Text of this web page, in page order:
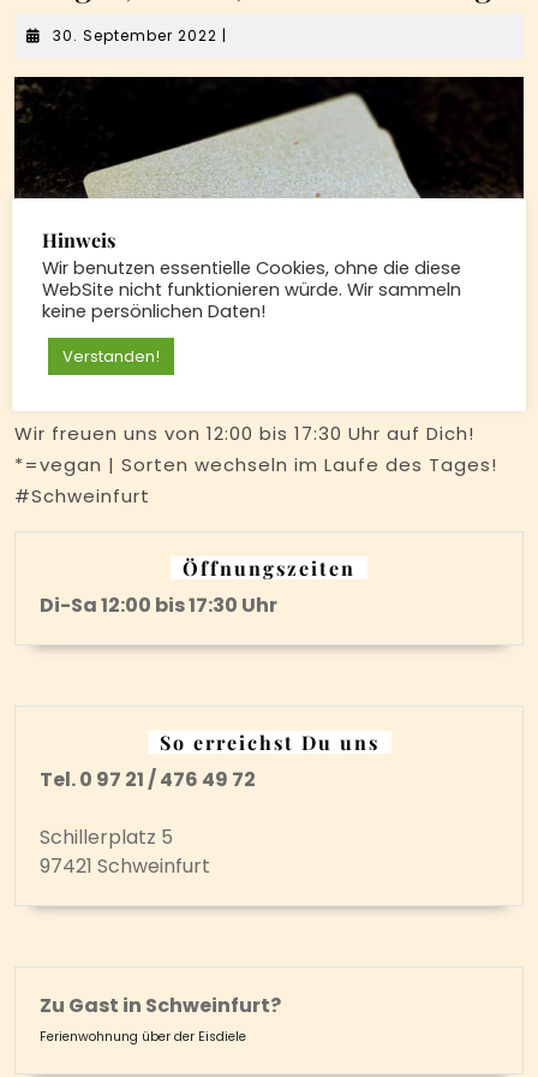
30. September 2022 30.
2022
|
Wir freuen uns von 12:00 bis 17:30 Uhr auf Dich!
*=vegan | Sorten wechseln im Laufe des Tages!
#Schweinfurt
Öffnungszeiten
Di-Sa 12:00 bis 17:30 Uhr
So erreichst Du uns
Tel. 0 97 21 / 476 49 72
Schillerplatz 5
97421 Schweinfurt
Zu Gast in Schweinfurt?
Ferienwohnung über der Eisdiele
Hinweis
Wir benutzen essentielle Cookies, ohne die diese
WebSite nicht funktionieren würde. Wir sammeln
keine persönlichen Daten!
Verstanden!